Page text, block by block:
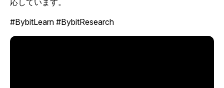
応しています。
#BybitLearn #BybitResearch